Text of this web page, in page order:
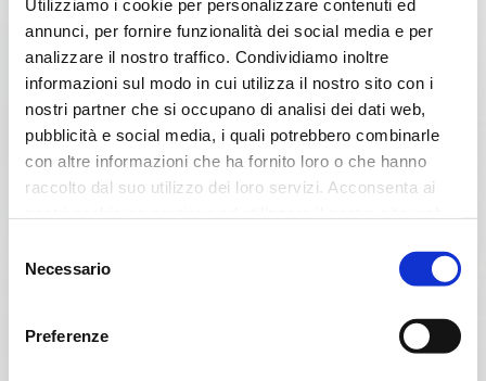
Utilizziamo i cookie per personalizzare contenuti ed
annunci, per fornire funzionalità dei social media e per
analizzare il nostro traffico. Condividiamo inoltre
informazioni sul modo in cui utilizza il nostro sito con i
nostri partner che si occupano di analisi dei dati web,
pubblicità e social media, i quali potrebbero combinarle
con altre informazioni che ha fornito loro o che hanno
raccolto dal suo utilizzo dei loro servizi. Acconsenta ai
delNecessario
Preferenze
Abbiamo 28 Anni Di
Esperienza
fino allo sviluppo in cantiere
Corso Siracusa 89
10137 Torino